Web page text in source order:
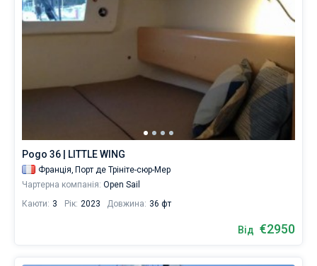
Pogo 36 | LITTLE WING
Франція, Порт де Трініте-сюр-Мер
Чартерна компанія: Open Sail
Каюти: 3 Рік: 2023 Довжина: 36 фт
Від €2950